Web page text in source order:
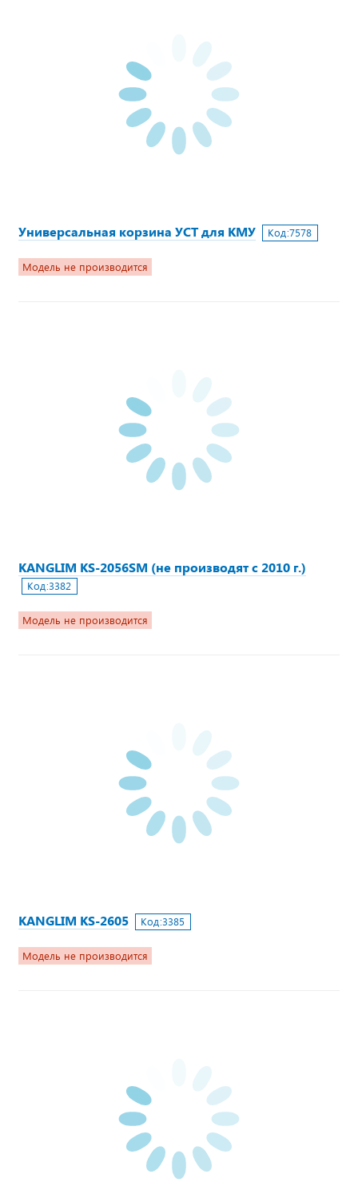
Универсальная корзина УСТ для КМУ Код:7578
Модель не производится
KANGLIM KS-2056SM (не производят с 2010 г.)
Код:3382
Модель не производится
KANGLIM KS-2605 Код:3385
Модель не производится